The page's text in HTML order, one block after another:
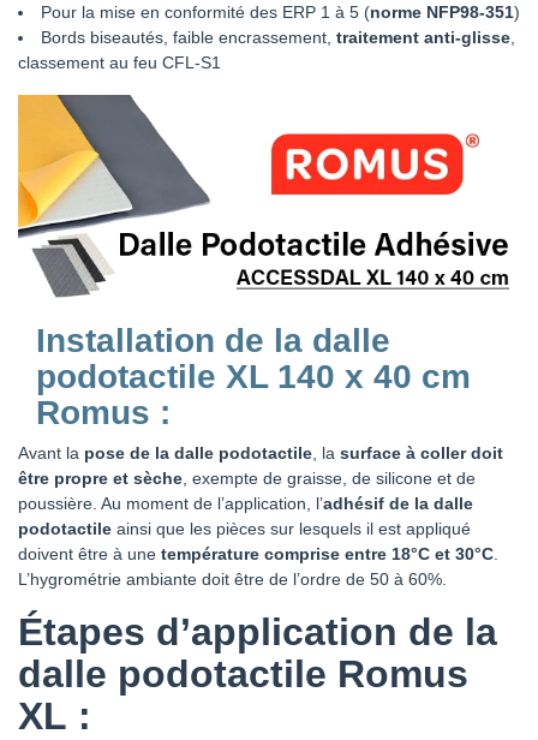
Pour la mise en conformité des ERP 1 à 5 (norme NFP98-351)
Bords biseautés, faible encrassement, traitement anti-glisse
classement au feu CFL-S1
Installation de la dalle
podotactile XL 140 x 40 cm
Romus :
Avant la pose de la dalle podotactile , la surface à coller doit
être propre et sèche , exempte de graisse, de silicone et de
poussière. Au moment de l’application, l’adhésif de la dalle
podotactile ainsi que les pièces sur lesquels il est appliqué
doivent être à une température comprise entre 18°C et 30°C
L’hygrométrie ambiante doit être de l’ordre de 50 à 60%.
Étapes d’application de la
dalle podotactile Romus
XL :